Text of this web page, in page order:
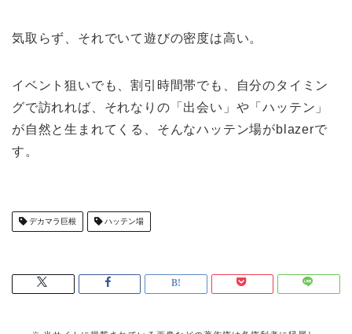
気取らず、それでいて遊びの密度は高い。
イベント狙いでも、割引時間帯でも、自分のタイミン
グで訪れれば、それなりの「出会い」や「ハッテン」
が自然と生まれてくる、そんなハッテン場がblazerで
す。
デカマラ巨根 ハッテン場